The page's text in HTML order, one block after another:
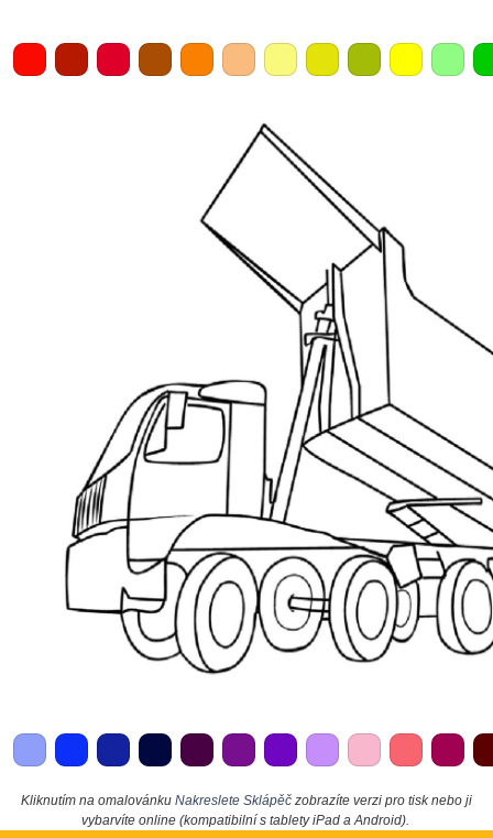
Kliknutím na omalovánku Nakreslete Sklápěč zobrazíte verzi pro tisk nebo ji
vybarvíte online (kompatibilní s tablety iPad a Android).